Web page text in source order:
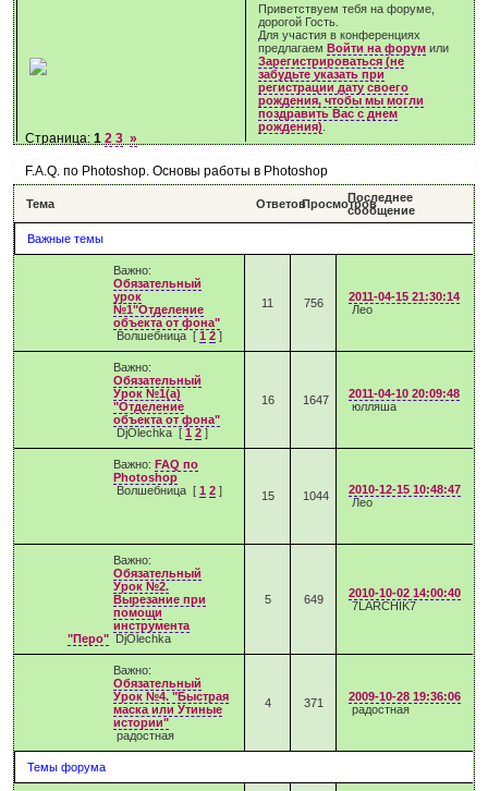
Приветствуем тебя на форуме,
дорогой Гость.
Для участия в конференциях
предлагаемВойти на форум или
Зарегистрироваться (не
забудьте указать при
регистрации дату своего
рождения, чтобы мы могли
поздравить Вас с днем
рождения)
F.A.Q. по Photoshop. Основы работы в Photoshop
Страница:1 2 3 »
Тема ОтветовПросмотровПоследнее
сообщение
Важные темы
Важно:
Обязательный
урок
№1"Отделение
объекта от фона"
Волшебница [ 1 2 ]
11 756
2011-04-15 21:30:14
Лео
Важно:
Обязательный
Урок №1(а)
"Отделение
объекта от фона"
DjOlechka [ 1 2 ]
16 1647
2011-04-10 20:09:48
юлляша
Важно: FAQ по
Photoshop
Волшебница [ 1 2 ] 15 1044
2010-12-15 10:48:47
Лео
Важно:
Обязательный
Урок №2.
Вырезание при
помощи
инструмента
"Перо"
DjOlechka
5 649
2010-10-02 14:00:40
7LARCHIK7
Важно:
Обязательный
Урок №4. "Быстрая
маска или Утиные
истории"
радостная
4 371
2009-10-28 19:36:06
радостная
Темы форума